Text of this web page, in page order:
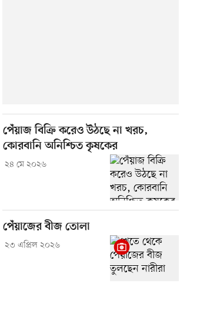
পেঁয়াজ বিক্রি করেও উঠছে না খরচ,
কোরবানি অনিশ্চিত কৃষকের
২৪ মে ২০২৬
পেঁয়াজের বীজ তোলা
২৩ এপ্রিল ২০২৬